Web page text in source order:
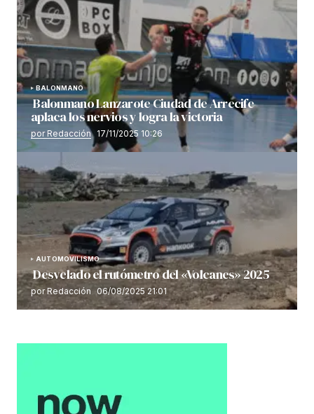
BALONMANO
Balonmano Lanzarote Ciudad de Arrecife
aplaca los nervios y logra la victoria
por Redacción 17/11/2025 10:26
AUTOMOVILISMO
Desvelado el rutómetro del «Volcanes» 2025
por Redacción 06/08/2025 21:01